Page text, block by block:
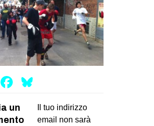
DEGENERAZIONE
GAZA FREESTYLE
CSOA LAMBRETTA
MSM
STUDENTI TSUNAMI
MILANO
Mastodon
Facebook
un
Il tuo indirizzo
email non sarà